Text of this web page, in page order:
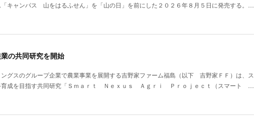
キャンパス 山をはるふせん」を「山の日」を前にした２０２６年８月５日に発売する。…
の共同研究を開始
グスのグループ企業で農業事業を展開する吉野家ファーム福島（以下 吉野家ＦＦ）は、ス
育成を目指す共同研究「Ｓｍａｒｔ Ｎｅｘｕｓ Ａｇｒｉ Ｐｒｏｊｅｃｔ（スマート …